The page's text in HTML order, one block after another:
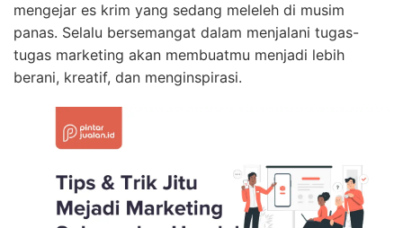
mengejar es krim yang sedang meleleh di musim
panas. Selalu bersemangat dalam menjalani tugas-
tugas marketing akan membuatmu menjadi lebih
berani, kreatif, dan menginspirasi.